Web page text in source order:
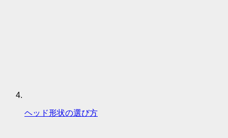
ヘッド形状の選び方